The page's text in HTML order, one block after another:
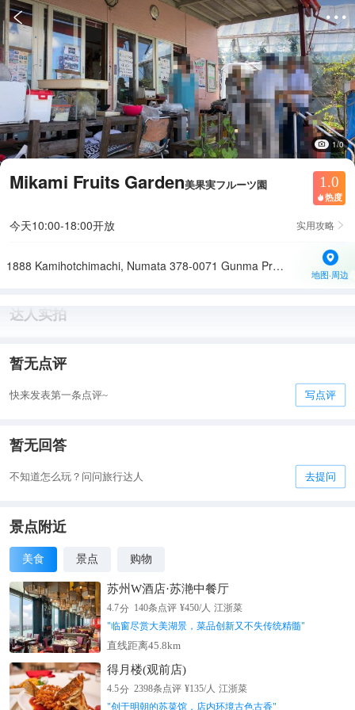
 
1/0
Mikami Fruits Garden美果実フルーツ園 1.0
 热度
今天10:00-18:00开放 实用攻略 
1888 Kamihotchimachi, Numata 378-0071 Gunma Prefecture
地图·周边
达人实拍
暂无点评
快来发表第一条点评~ 写点评
暂无回答
不知道怎么玩？问问旅行达人 去提问
景点附近
美食 景点 购物
苏州W酒店·苏滟中餐厅
4.7分 140条点评 ¥450/人 江浙菜
"临窗尽赏大美湖景，菜品创新又不失传统精髓"
直线距离45.8km
得月楼(观前店)
4.5分 2398条点评 ¥135/人 江浙菜
"创于明朝的苏菜馆，店内环境古色古香"